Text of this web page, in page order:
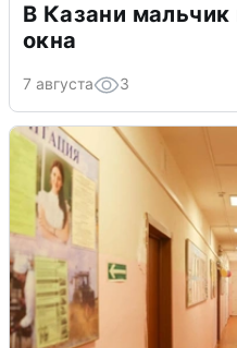
В Казани мальчик
окна
7 августа 3